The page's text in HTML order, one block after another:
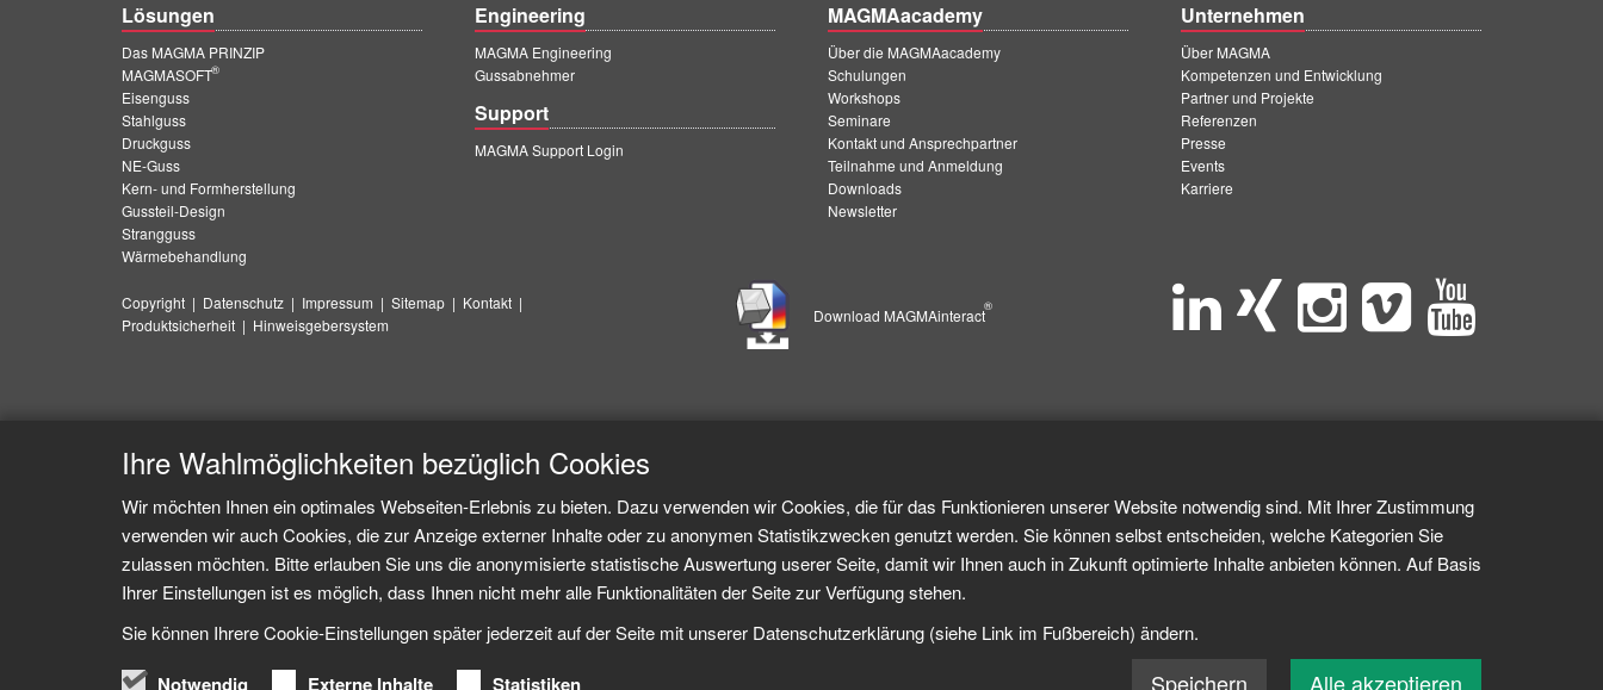
Lösungen
Das MAGMA PRINZIP
MAGMASOFT
®
Eisenguss
Stahlguss
Druckguss
NE-Guss
Kern- und Formherstellung
Gussteil-Design
Strangguss
Wärmebehandlung
Engineering
MAGMA Engineering
Gussabnehmer
Support
MAGMA Support Login
MAGMAacademy
Über die MAGMAacademy
Schulungen
Workshops
Seminare
Kontakt und Ansprechpartner
Teilnahme und Anmeldung
Downloads
Newsletter
Unternehmen
Über MAGMA
Kompetenzen und Entwicklung
Partner und Projekte
Referenzen
Presse
Events
Karriere
Copyright | Datenschutz | Impressum | Sitemap | Kontakt |
Produktsicherheit | Hinweisgebersystem
Download MAGMAinteract
®
Ihre Wahlmöglichkeiten bezüglich Cookies
Wir möchten Ihnen ein optimales Webseiten-Erlebnis zu bieten. Dazu verwenden wir Cookies, die für das Funktionieren unserer Website notwendig sind. Mit Ihrer Zustimmung
verwenden wir auch Cookies, die zur Anzeige externer Inhalte oder zu anonymen Statistikzwecken genutzt werden. Sie können selbst entscheiden, welche Kategorien Sie
zulassen möchten. Bitte erlauben Sie uns die anonymisierte statistische Auswertung userer Seite, damit wir Ihnen auch in Zukunft optimierte Inhalte anbieten können. Auf Basis
Ihrer Einstellungen ist es möglich, dass Ihnen nicht mehr alle Funktionalitäten der Seite zur Verfügung stehen.
Sie können Ihrere Cookie-Einstellungen später jederzeit auf der Seite mit unserer Datenschutzerklärung (siehe Link im Fußbereich) ändern.
Notwendig Externe Inhalte Statistiken Speichern Alle akzeptieren